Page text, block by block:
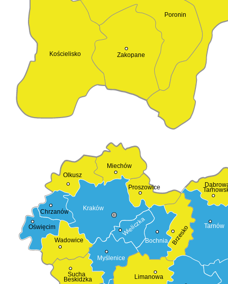
Zakopane
Kościelisko
Poronin
Sucha
Beskidzka
Myślenice
Wadowice
Oświęcim
Olkusz
Miechów
Proszowice
Tarnów
Brzesko
Wieliczka
Bochnia
Limanowa
Kraków
Chrzanów